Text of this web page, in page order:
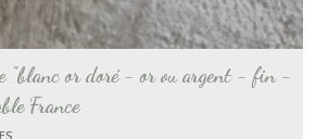
"blanc or doré - or ou argent - fin -
France